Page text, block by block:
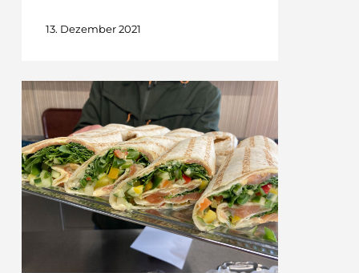
13. Dezember 2021
TATSACHEN
Schmackhafte
Jause
mit
sozialem
Hintergrund